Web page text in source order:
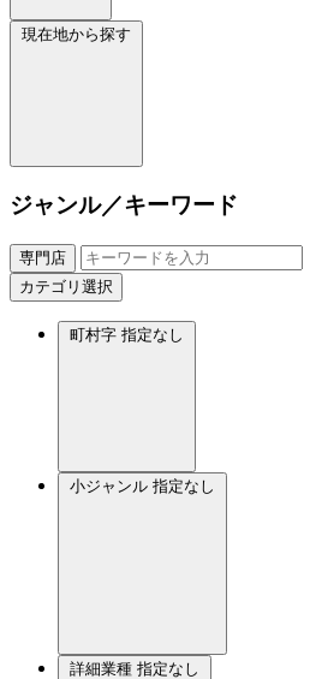
現在地から探す
ジャンル／キーワード
専門店
カテゴリ選択
町村字 指定なし
小ジャンル 指定なし
詳細業種 指定なし